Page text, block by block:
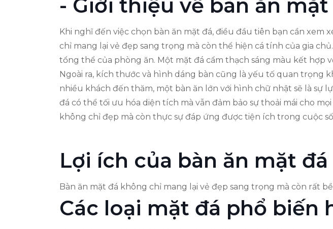
- Giới thiệu về bàn ăn mặt
Khi nghĩ đến việc chọn bàn ăn mặt đá, điều đầu tiên bạn cần xem
chỉ mang lại vẻ đẹp sang trọng mà còn thể hiện cá tính của gia
tổng thể của phòng ăn. Một mặt đá cẩm thạch sáng màu kết hợp
Ngoài ra, kích thước và hình dáng bàn cũng là yếu tố quan trọng
nhiều khách đến thăm, một bàn ăn lớn với hình chữ nhật sẽ là sự
đá có thể tối ưu hóa diện tích mà vẫn đảm bảo sự thoải mái cho
không chỉ đẹp mà còn thực sự đáp ứng được tiện ích trong cuộc
Lợi ích của bàn ăn mặt đá
Bàn ăn mặt đá không chỉ mang lại vẻ đẹp sang trọng mà còn rất
Các loại mặt đá phổ biến